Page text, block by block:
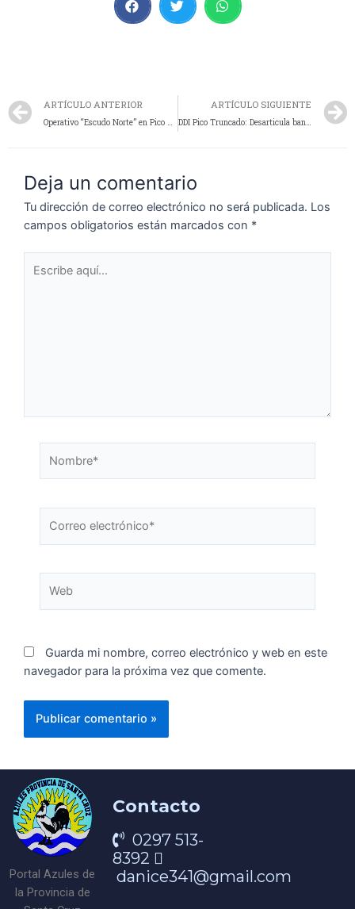
ARTÍCULO ANTERIOR
Operativo “Escudo Norte” en Pico Truncado
ARTÍCULO SIGUIENTE
DDI Pico Truncado: Desarticula banda de hurto, ponen a disposición de la justicia a un hombre
Deja un comentario
Tu dirección de correo electrónico no será publicada. Los
campos obligatorios están marcados con *
Guarda mi nombre, correo electrónico y web en este
navegador para la próxima vez que comente.
Portal Azules de
la Provincia de
Contacto
0297 513-
8392
danice341@gmail.com